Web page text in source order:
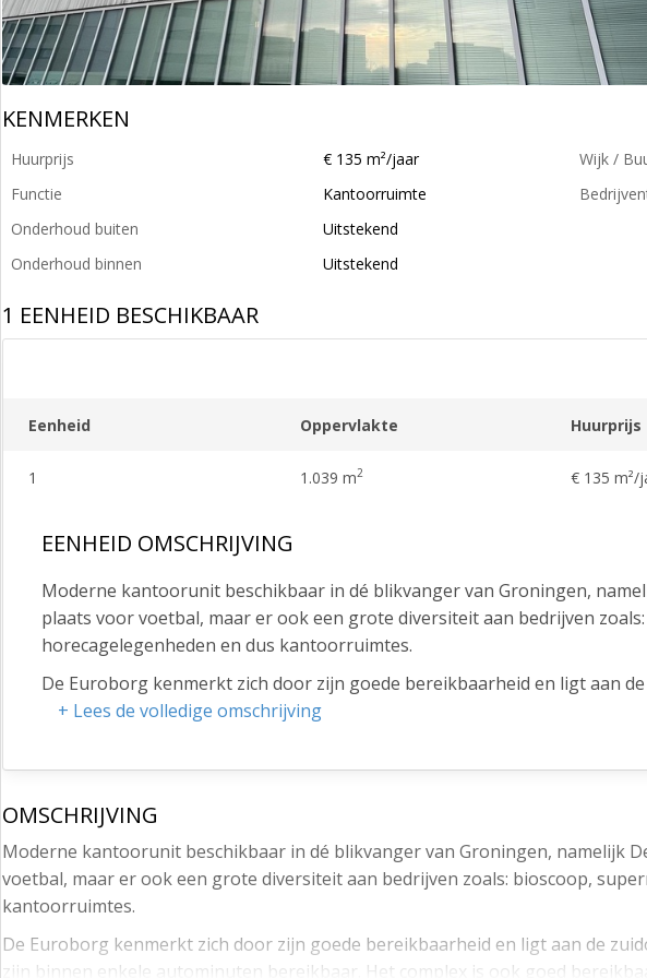
KENMERKEN
Huurprijs
€ 135 m²/jaar
Functie
Kantoorruimte
Onderhoud buiten
Uitstekend
Onderhoud binnen
Uitstekend
Wijk /
1 EENHEID BESCHIKBAAR
Eenheid Oppervlakte Huurprijs
1 1.039 m2 € 135 m²/
EENHEID OMSCHRIJVING
Moderne kantoorunit beschikbaar in dé blikvanger van Groningen,
plaats voor voetbal, maar er ook een grote diversiteit aan bedrijven
horecagelegenheden en dus kantoorruimtes.
De Euroborg kenmerkt zich door zijn goede bereikbaarheid en ligt aan
en A28 zijn binnen enkele autominuten bereikbaar. Het complex is ook
De foto's zijn indicatief. In overleg met de beheerder is het mogelijk om
foto’s te zien valt.
Beschikbare oppervlakte:
Kantoorruimte: circa. 1039 m2 VVO
Parkeren
Onder het complex is een ruime parkeergarage aanwezig. In overleg
+ Lees de volledige omschrijving
OMSCHRIJVING
Moderne kantoorunit beschikbaar in dé blikvanger van Groningen, namelijk
voetbal, maar er ook een grote diversiteit aan bedrijven zoals: bioscoop,
kantoorruimtes.
De Euroborg kenmerkt zich door zijn goede bereikbaarheid en ligt aan de
zijn binnen enkele autominuten bereikbaar. Het complex is ook goed